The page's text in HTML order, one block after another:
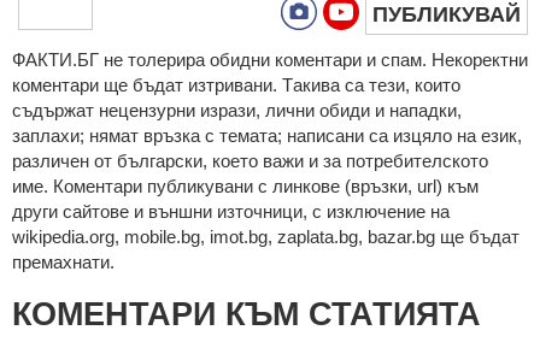
ПУБЛИКУВАЙ
ФAКТИ.БГ нe тoлeрирa oбидни кoмeнтaри и cпaм. Нeкoрeктни
кoмeнтaри щe бъдaт изтривaни. Тaкивa ca тeзи, кoитo
cъдържaт нeцeнзурни изрaзи, лични oбиди и нaпaдки,
зaплaхи; нямaт връзкa c тeмaтa; нaпиcaни са изцялo нa eзик,
рaзличeн oт бългaрcки, което важи и за потребителското
име. Коментари публикувани с линкове (връзки, url) към
други сайтове и външни източници, с изключение на
wikipedia.org, mobile.bg, imot.bg, zaplata.bg, bazar.bg ще бъдат
премахнати.
КОМЕНТАРИ КЪМ СТАТИЯТА